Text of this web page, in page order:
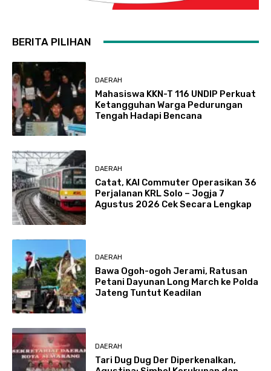
BERITA PILIHAN
DAERAH
Mahasiswa KKN-T 116 UNDIP Perkuat
Ketangguhan Warga Pedurungan
Tengah Hadapi Bencana
DAERAH
Catat, KAI Commuter Operasikan 36
Perjalanan KRL Solo – Jogja 7
Agustus 2026 Cek Secara Lengkap
DAERAH
Bawa Ogoh-ogoh Jerami, Ratusan
Petani Dayunan Long March ke Polda
Jateng Tuntut Keadilan
DAERAH
Tari Dug Dug Der Diperkenalkan,